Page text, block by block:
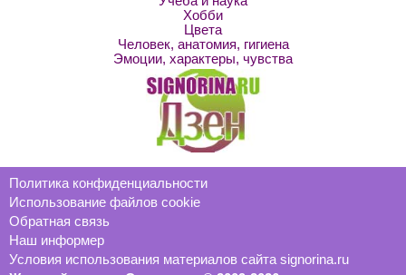
Хобби
Цвета
Человек, анатомия, гигиена
Эмоции, характеры, чувства
Политика конфиденциальности
Использование файлов cookie
Обратная связь
Наш информер
Условия использования материалов сайта signorina.ru